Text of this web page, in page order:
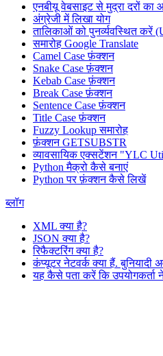
एनबीयू वेबसाइट से मुद्रा दरों का
अंग्रेजी में लिखा योग
तालिकाओं को पुनर्व्यवस्थित करें
समारोह Google Translate
Camel Case फ़ंक्शन
Snake Case फ़ंक्शन
Kebab Case फ़ंक्शन
Break Case फ़ंक्शन
Sentence Case फ़ंक्शन
Title Case फ़ंक्शन
Fuzzy Lookupसमारोह
फ़ंक्शन GETSUBSTR
व्यावसायिक एक्सटेंशन "YLC
Python मैक्रो कैसे बनाएं
Python पर फ़ंक्शन कैसे लिखें
ब्लॉग
XML क्या है?
JSON क्या है?
रिफैक्टरिंग क्या है?
कंप्यूटर नेटवर्क क्या हैं. बुनियादी
यह कैसे पता करें कि उपयोगकर्ता